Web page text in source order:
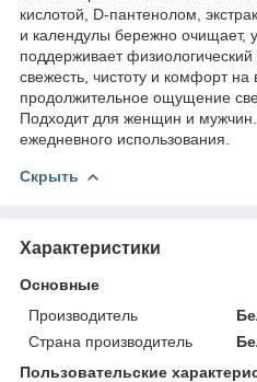
кислотой, D-пантенолом,
и календулы бережно очищает,
поддерживает
свежесть, чистоту и комфорт на
продолжительное ощущение
Подходит для женщин и
ежедневного использования.
Скрыть
Характеристики
Основные
Производитель
Страна производитель
Пользовательские